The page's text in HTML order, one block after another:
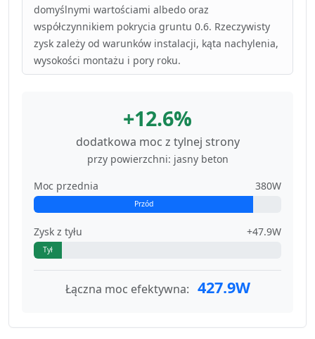
domyślnymi wartościami albedo oraz
współczynnikiem pokrycia gruntu 0.6. Rzeczywisty
zysk zależy od warunków instalacji, kąta nachylenia,
wysokości montażu i pory roku.
+12.6%
dodatkowa moc z tylnej strony
przy powierzchni: jasny beton
Moc przednia
380W
Przód
Zysk z tyłu +47.9W
Tył
Łączna moc efektywna: 427.9W